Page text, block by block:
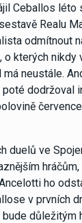
Ceballos léto
Realu
odmítnout
o kterých nikdy
neustále.
poté dodržoval
duelů ve
ho
v prvních
důležitým